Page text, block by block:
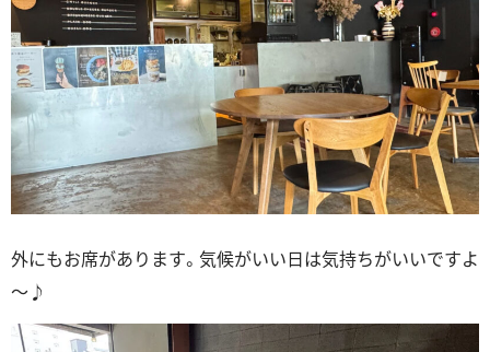
外にもお席があります。気候がいい日は気持ちがいいですよ
～♪